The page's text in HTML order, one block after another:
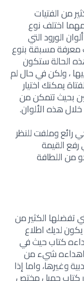
من الفتيات
اختلف نوع
الورود التي
معرفة مسبقة بنوع
الحالة ستكون
، ولكن في حال لم
يمكنك اختيار
بحيث تتمكن من
هذه الألوان.
رائع وملفت للنظر
القيمة
من اللطافة
تفضلها الكثير من
لديك اطلاع
كتاب حيث في
اهداءه شيء من
وغيرها، واما إذا